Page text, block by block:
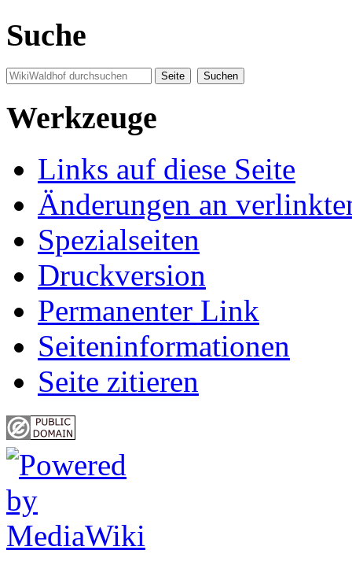
Suche
Werkzeuge
Links auf diese Seite
Änderungen an
Spezialseiten
Druckversion
Permanenter Link
Seiten­informationen
Seite zitieren